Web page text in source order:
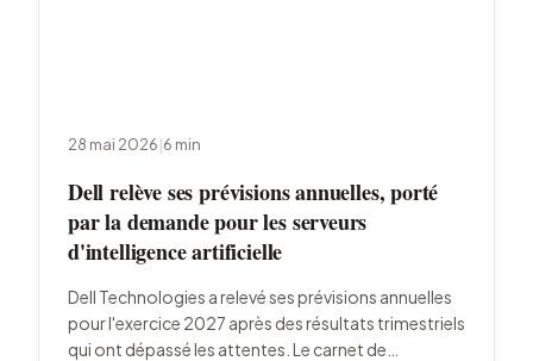
28 mai 2026|6 min
Dell relève ses prévisions annuelles, porté
par la demande pour les serveurs
d'intelligence artificielle
Dell Technologies a relevé ses prévisions annuelles
pour l'exercice 2027 après des résultats trimestriels
qui ont dépassé les attentes. Le carnet de